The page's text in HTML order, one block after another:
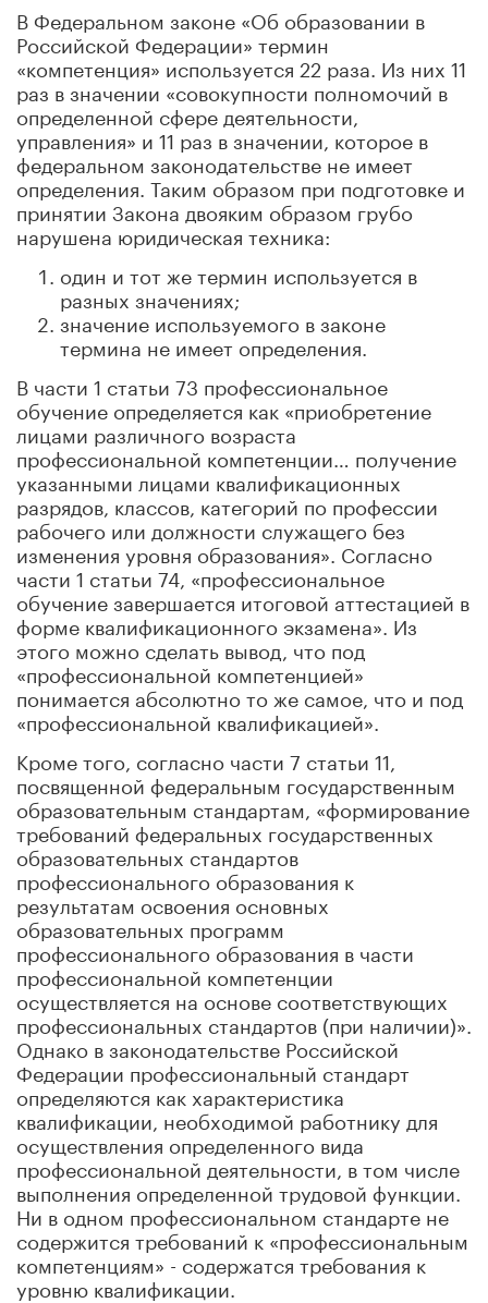
В Федеральном законе «Об образовании в
Российской Федерации» термин
«компетенция» используется 22 раза. Из них 11
раз в значении «совокупности полномочий в
определенной сфере деятельности,
управления» и 11 раз в значении, которое в
федеральном законодательстве не имеет
определения. Таким образом при подготовке и
принятии Закона двояким образом грубо
нарушена юридическая техника:
один и тот же термин используется в
разных значениях;
значение используемого в законе
термина не имеет определения.
В части 1 статьи 73 профессиональное
обучение определяется как «приобретение
лицами различного возраста
профессиональной компетенции… получение
указанными лицами квалификационных
разрядов, классов, категорий по профессии
рабочего или должности служащего без
изменения уровня образования». Согласно
части 1 статьи 74, «профессиональное
обучение завершается итоговой аттестацией в
форме квалификационного экзамена». Из
этого можно сделать вывод, что под
«профессиональной компетенцией»
понимается абсолютно то же самое, что и под
«профессиональной квалификацией».
Кроме того, согласно части 7 статьи 11,
посвященной федеральным государственным
образовательным стандартам, «формирование
требований федеральных государственных
образовательных стандартов
профессионального образования к
результатам освоения основных
образовательных программ
профессионального образования в части
профессиональной компетенции
осуществляется на основе соответствующих
профессиональных стандартов (при наличии)».
Однако в законодательстве Российской
Федерации профессиональный стандарт
определяются как характеристика
квалификации, необходимой работнику для
осуществления определенного вида
профессиональной деятельности, в том числе
выполнения определенной трудовой функции.
Ни в одном профессиональном стандарте не
содержится требований к «профессиональным
компетенциям» - содержатся требования к
уровню квалификации.